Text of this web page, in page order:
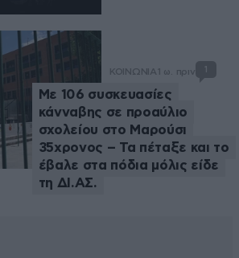
ΚΟΙΝΩΝΙΑ 1 ω. πριν 1
Με 106 συσκευασίες
κάνναβης σε προαύλιο
σχολείου στο Μαρούσι
35χρονος – Τα πέταξε και το
έβαλε στα πόδια μόλις είδε
τη ΔΙ.ΑΣ.